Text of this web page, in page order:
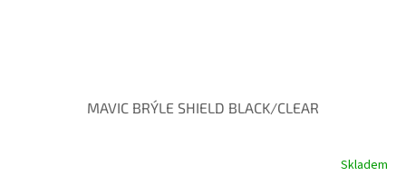
MAVIC BRÝLE SHIELD BLACK/CLEAR
Skladem